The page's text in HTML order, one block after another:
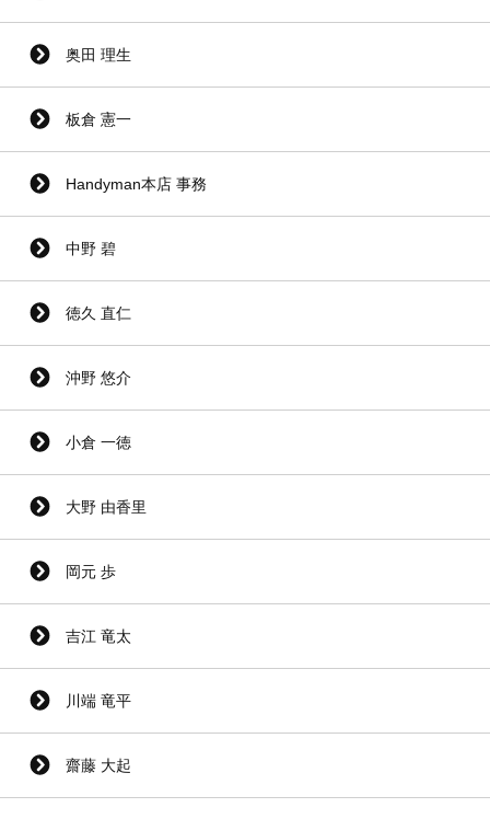
奥田 理生
板倉 憲一
Handyman本店 事務
中野 碧
徳久 直仁
沖野 悠介
小倉 一徳
大野 由香里
岡元 歩
吉江 竜太
川端 竜平
齋藤 大起